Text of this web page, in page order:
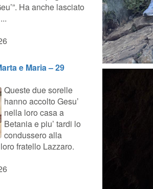
Ha anche lasciato
e Maria – 29
Queste due sorelle
hanno accolto Gesu’
nella loro casa a
Betania e piu’ tardi lo
condussero alla
fratello Lazzaro.